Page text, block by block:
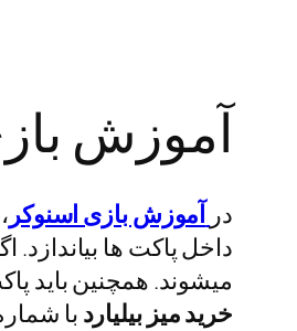
آموزش
در آموزش بازی اسنوکر
داخل پاکت ها
میشوند. همچنین باید
خرید میز بیلیارد با